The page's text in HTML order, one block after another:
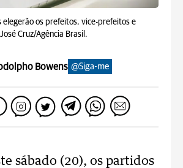
elegerão os prefeitos, vice-prefeitos e
Cruz/Agência Brasil.
Bowens @Siga-me
sábado (20), os partidos